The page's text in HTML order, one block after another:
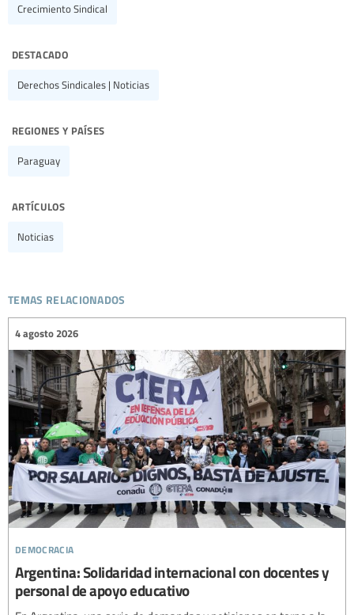
Crecimiento Sindical
destacado
Derechos Sindicales | Noticias
regiones y países
Paraguay
artículos
Noticias
temas relacionados
democracia
4 agosto 2026
Argentina: Solidaridad internacional con docentes y
personal de apoyo educativo